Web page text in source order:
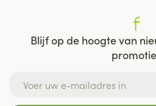
Blijf op de hoogte van